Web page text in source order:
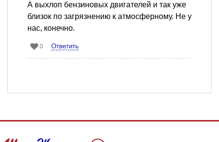
А выхлоп бензиновых двигателей и так уже
близок по загрязнению к атмосферному. Не у
нас, конечно.
0 Ответить